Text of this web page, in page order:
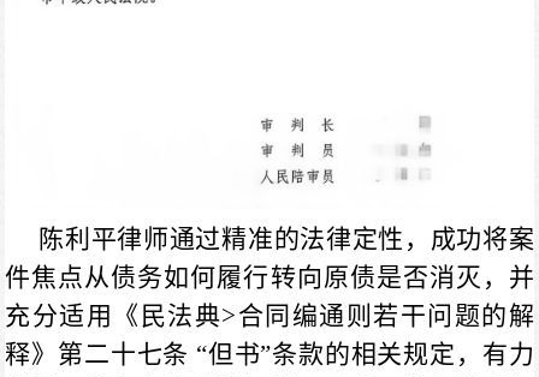
陈利平律师通过精准的法律定性，成功将案
件焦点从债务如何履行转向原债是否消灭，并
充分适用《民法典>合同编通则若干问题的解
释》第二十七条 “但书”条款的相关规定，有力